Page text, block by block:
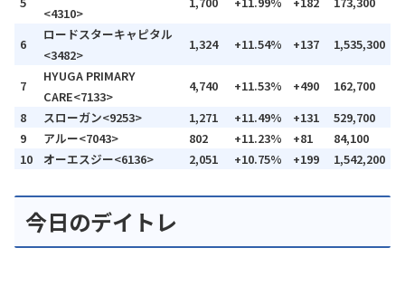
<4310>
6
ロードスターキャピタル
<3482>
1,324 +11.54% +137 1,535,300
7
HYUGA PRIMARY
CARE<7133>
4,740 +11.53% +490
162,700
8
スローガン<9253> 1,271 +11.49% +131
529,700
9
アルー<7043> 802 +11.23% +81
84,100
10
オーエスジー<6136> 2,051 +10.75% +199 1,542,200
今日のデイトレ